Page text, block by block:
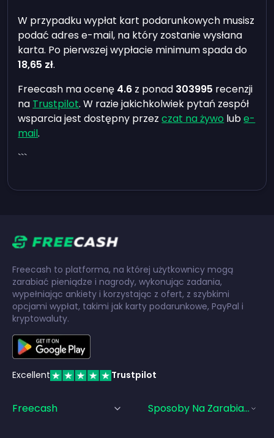
W przypadku wypłat kart podarunkowych musisz
podać adres e-mail, na który zostanie wysłana
karta. Po pierwszej wypłacie minimum spada do
18,65 zł.
Freecash ma ocenę 4.6 z ponad 303995 recenzji
na Trustpilot. W razie jakichkolwiek pytań zespół
wsparcia jest dostępny przezczat na żywo lube-
mail.
```
Freecash to platforma, na której użytkownicy mogą
zarabiać pieniądze i nagrody, wykonując zadania,
wypełniając ankiety i korzystając z ofert, z szybkimi
opcjami wypłat, takimi jak karty podarunkowe, PayPal i
kryptowaluty.
Excellent Trustpilot
Freecash Sposoby Na Zarabianie